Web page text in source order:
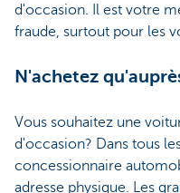
d'occasion. Il est votre
fraude, surtout pour les
N'achetez
Vous souhaitez une
d'occasion? Dans tous
concessionnaire
adresse physique. Les